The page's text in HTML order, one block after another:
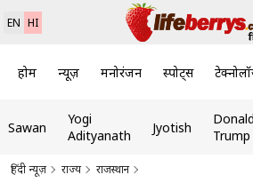
EN HI
होम न्यूज़ मनोरंजन स्पोर्ट्स
Sawan
Yogi
Adityanath
Jyotish
Donald
Trump
हिंदी न्यूज़ राज्य राजस्थान